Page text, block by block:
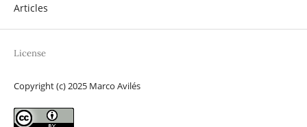
Articles
License
Copyright (c) 2025 Marco Avilés